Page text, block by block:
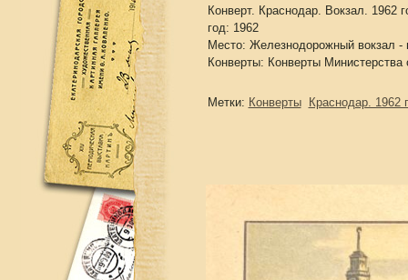
Конверт. Краснодар. Вокзал. 1962
год: 1962
Место: Железнодорожный вокзал -
Конверты: Конверты
Метки: Конверты Краснодар. 1962